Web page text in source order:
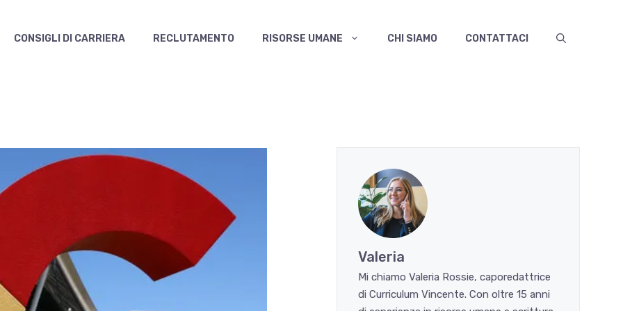
CONSIGLI DI CARRIERA RECLUTAMENTO RISORSE UMANE CHI SIAMO CONTATTACI
Valeria
Mi chiamo Valeria Rossie, caporedattrice
di Curriculum Vincente. Con oltre 15 anni